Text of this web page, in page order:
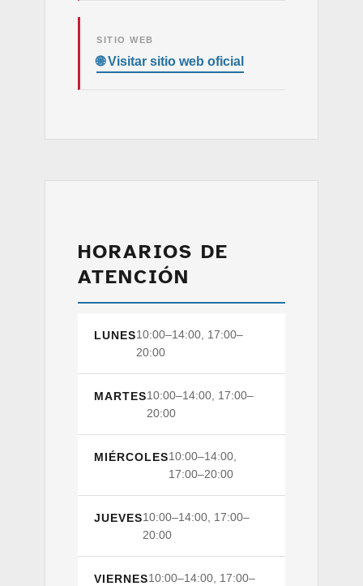
SITIO WEB
HORARIOS DE
ATENCIÓN
LUNES10:00–14:00, 17:00–
20:00
MARTES10:00–14:00, 17:00–
20:00
MIÉRCOLES10:00–14:00,
17:00–20:00
JUEVES10:00–14:00, 17:00–
20:00
VIERNES10:00–14:00, 17:00–